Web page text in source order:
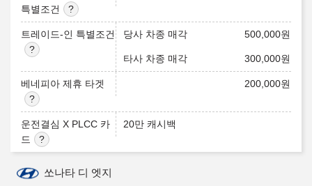
특별조건
트레이드-인 특별조건 당사 차종 매각 500,000원
타사 차종 매각 300,000원
베네피아 제휴 타겟 200,000원
운전결심 X PLCC 카
드
20만 캐시백
쏘나타 디 엣지